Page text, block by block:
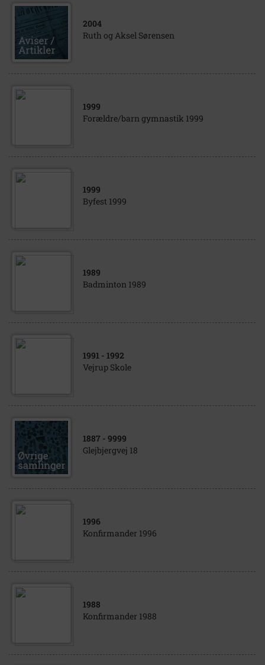
2004
Ruth og Aksel Sørensen
1999
Forældre/barn gymnastik 1999
1999
Byfest 1999
1989
Badminton 1989
1991 - 1992
Vejrup Skole
1887 - 9999
Glejbjergvej 18
1996
Konfirmander 1996
1988
Konfirmander 1988